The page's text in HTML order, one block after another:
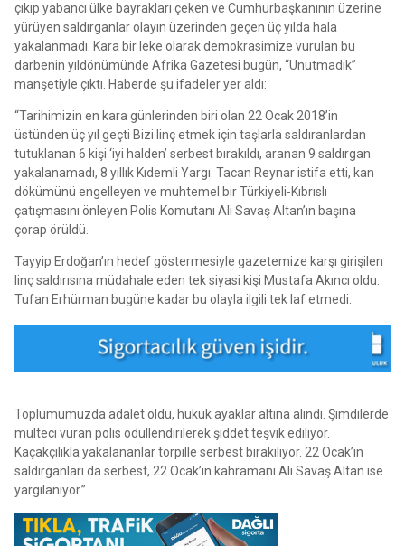
çıkıp yabancı ülke bayrakları çeken ve Cumhurbaşkanının üzerine
yürüyen saldırganlar olayın üzerinden geçen üç yılda hala
yakalanmadı. Kara bir leke olarak demokrasimize vurulan bu
darbenin yıldönümünde Afrika Gazetesi bugün, “Unutmadık”
manşetiyle çıktı. Haberde şu ifadeler yer aldı:
“Tarihimizin en kara günlerinden biri olan 22 Ocak 2018’in
üstünden üç yıl geçti Bizi linç etmek için taşlarla saldıranlardan
tutuklanan 6 kişi ‘iyi halden’ serbest bırakıldı, aranan 9 saldırgan
yakalanamadı, 8 yıllık Kıdemli Yargı. Tacan Reynar istifa etti, kan
dökümünü engelleyen ve muhtemel bir Türkiyeli-Kıbrıslı
çatışmasını önleyen Polis Komutanı Ali Savaş Altan’ın başına
çorap örüldü.
Tayyip Erdoğan’ın hedef göstermesiyle gazetemize karşı girişilen
linç saldırısına müdahale eden tek siyasi kişi Mustafa Akıncı oldu.
Tufan Erhürman bugüne kadar bu olayla ilgili tek laf etmedi.
Toplumumuzda adalet öldü, hukuk ayaklar altına alındı. Şimdilerde
mülteci vuran polis ödüllendirilerek şiddet teşvik ediliyor.
Kaçakçılıkla yakalananlar torpille serbest bırakılıyor. 22 Ocak’ın
saldırganları da serbest, 22 Ocak’ın kahramanı Ali Savaş Altan ise
yargılanıyor.”